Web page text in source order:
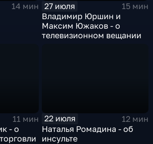
14 мин
27 июля
15 мин
Владимир Юршин и
Максим Южаков - о
телевизионном вещании
11 мин
- о
22 июля
12 мин
Наталья Ромадина - об
инсульте